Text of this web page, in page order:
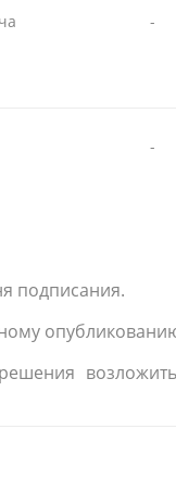
-
-
подписания.